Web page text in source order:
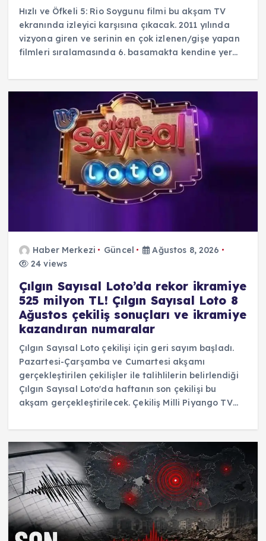
Hızlı ve Öfkeli 5: Rio Soygunu filmi bu akşam TV
ekranında izleyici karşısına çıkacak. 2011 yılında
vizyona giren ve serinin en çok izlenen/gişe yapan
filmleri sıralamasında 6. basamakta kendine yer…
Haber Merkezi Güncel
Ağustos 8, 2026
24 views
Çılgın Sayısal Loto’da rekor ikramiye
525 milyon TL! Çılgın Sayısal Loto 8
Ağustos çekiliş sonuçları ve ikramiye
kazandıran numaralar
Çılgın Sayısal Loto çekilişi için geri sayım başladı.
Pazartesi-Çarşamba ve Cumartesi akşamı
gerçekleştirilen çekilişler ile talihlilerin belirlendiği
Çılgın Sayısal Loto'da haftanın son çekilişi bu
akşam gerçekleştirilecek. Çekiliş Milli Piyango TV…